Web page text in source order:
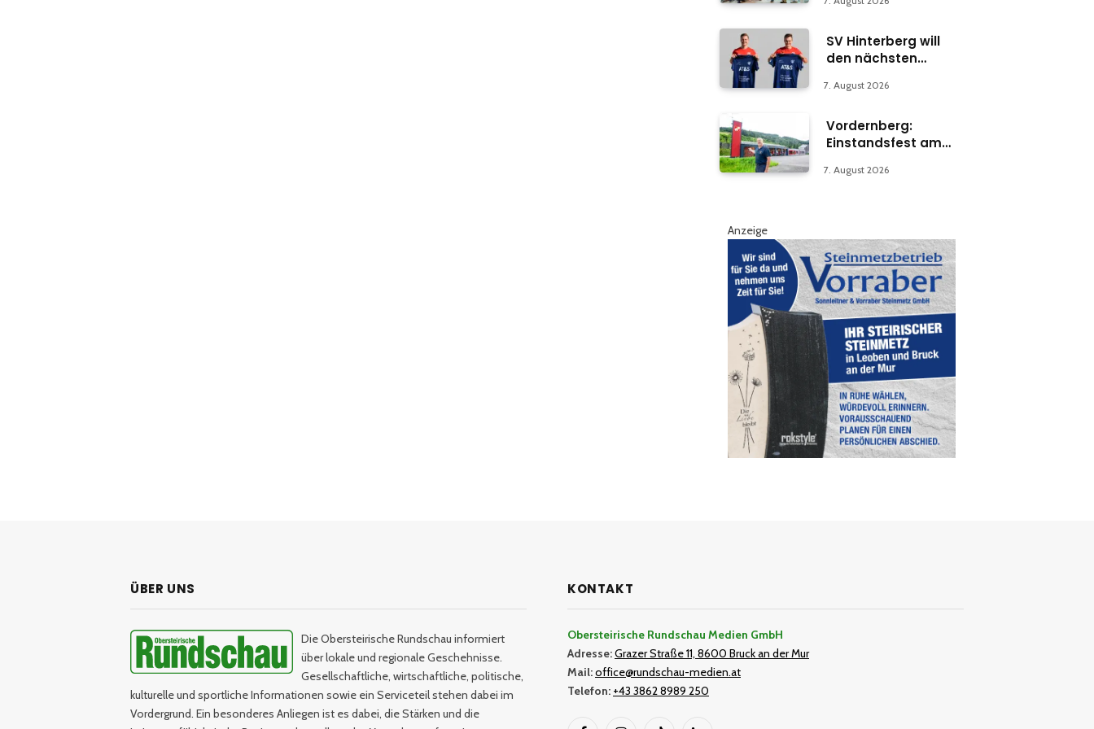
Abteilung in Bruck
SV Hinterberg will
den nächsten
7. August 2026
Vordernberg:
Einstandsfest am
7. August 2026
Anzeige
ÜBER UNS
Die Obersteirische Rundschau informiert
über lokale und regionale Geschehnisse.
Gesellschaftliche, wirtschaftliche, politische,
kulturelle und sportliche Informationen sowie ein Serviceteil stehen dabei im
Vordergrund. Ein besonderes Anliegen ist es dabei, die Stärken und die
KONTAKT
Obersteirische Rundschau Medien GmbH
Adresse:Grazer Straße 11, 8600 Bruck an der Mur
Mail:office@rundschau-medien.at
Telefon: +43 3862 8989 250